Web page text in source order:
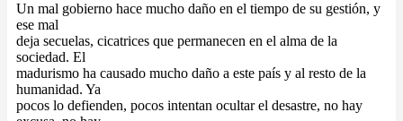
Un mal gobierno hace mucho daño en el tiempo de su gestión, y
ese mal
deja secuelas, cicatrices que permanecen en el alma de la
sociedad. El
madurismo ha causado mucho daño a este país y al resto de la
humanidad. Ya
pocos lo defienden, pocos intentan ocultar el desastre, no hay